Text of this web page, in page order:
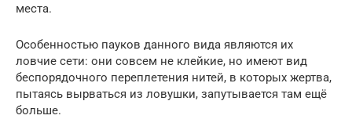
места.
Особенностью пауков данного вида являются их
ловчие сети: они совсем не клейкие, но имеют вид
беспорядочного переплетения нитей, в которых жертва,
пытаясь вырваться из ловушки, запутывается там ещё
больше.